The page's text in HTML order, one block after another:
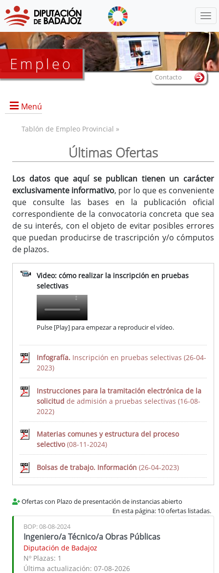
Empleo
Menú
2 plazas de Portero o Portera Ordenanza (lectura fácil)
Ofertas a través del SEXPE
Bolsas de trabajo
Puestos en comisión de servicios
Puestos de personal directivo
Puestos por libre designación
Contratos en formación
Ofertas Empleo Público
Búsqueda
Información de este Servicio
Últimas Ofertas
Lista de Distribución
- Formulario de Alta
- Formulario de Baja
Suscripción personalizada
Enlaces relacionados
Tablón de Empleo Provincial »
Últimas Ofertas
Los datos que aquí se publican tienen un carácter
exclusivamente informativo, por lo que es conveniente
que consulte las bases en la publicación oficial
correspondiente de la convocatoria concreta que sea
de su interés, con el objeto de evitar posibles errores
que puedan producirse de trascripción y/o cómputos
de plazos.
Video: cómo realizar la inscripción en pruebas
selectivas
Pulse [Play] para empezar a reproducir el vídeo.
Infografía. Inscripción en pruebas selectivas (26-04-
2023)
Instrucciones para la tramitación electrónica de la
solicitud de admisión a pruebas selectivas (16-08-
2022)
Materias comunes y estructura del proceso
selectivo(08-11-2024)
Bolsas de trabajo. Información(26-04-2023)
Ofertas con Plazo de presentación de instancias abierto
En esta página: 10 ofertas listadas.
BOP: 08-08-2024
Ingeniero/a Técnico/a Obras Públicas
Diputación de Badajoz
Nº Plazas: 1
Última actualización: 07-08-2026
Contacto